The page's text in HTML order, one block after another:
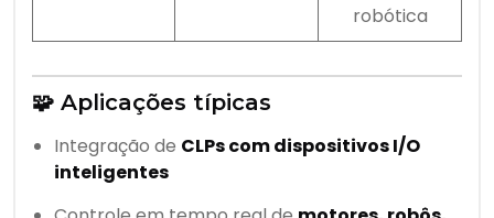
robótica
🧩 Aplicações típicas
Integração de CLPs com dispositivos I/O
inteligentes